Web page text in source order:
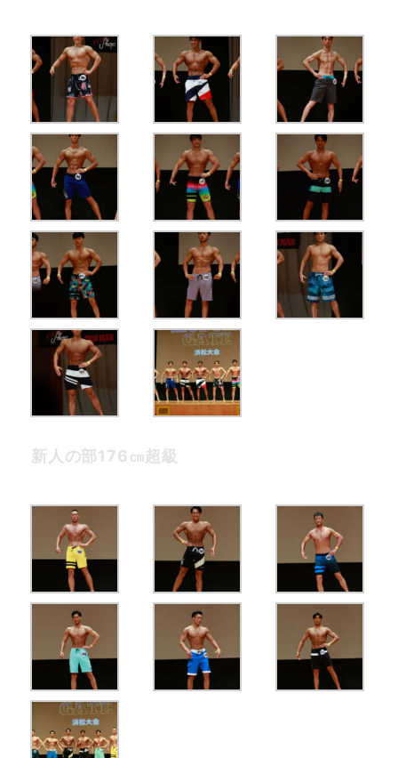
新人の部176㎝超級